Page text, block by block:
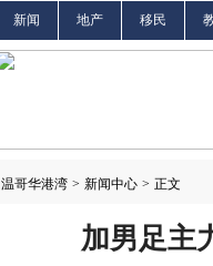
新闻 地产 移民
温哥华港湾 > 新闻中心 > 正文
加男足主